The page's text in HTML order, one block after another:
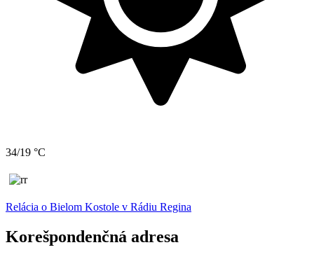
34/19 °C
Relácia o Bielom Kostole v Rádiu Regina
Korešpondenčná adresa